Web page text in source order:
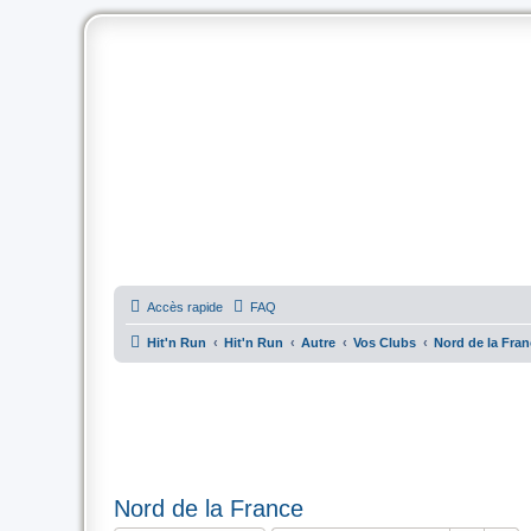
Accès rapide FAQ
Hit'n Run Hit'n Run Autre Vos Clubs Nord de la
Nord de la France